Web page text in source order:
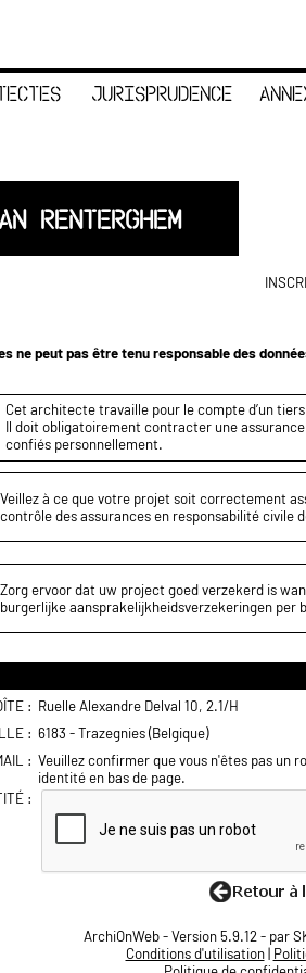
JURISPRUDENCE
RENTERGHEM
ne peut pas être tenu responsable des
Cet architecte travaille pour le compte d’un
Il doit obligatoirement contracter une
confiés personnellement.
Veillez à ce que votre projet soit correctement
contrôle des assurances en responsabilité civile
Zorg ervoor dat uw project goed verzekerd is
burgerlijke aansprakelijkheidsverzekeringen per
: Ruelle Alexandre Delval 10, 2.1/H
: 6183 - Trazegnies (Belgique)
: Veuillez confirmer que vous n'êtes pas un
identité en bas de page.
:
ArchiOnWeb - Version 5.9.12 - par
Conditions d'utilisation|